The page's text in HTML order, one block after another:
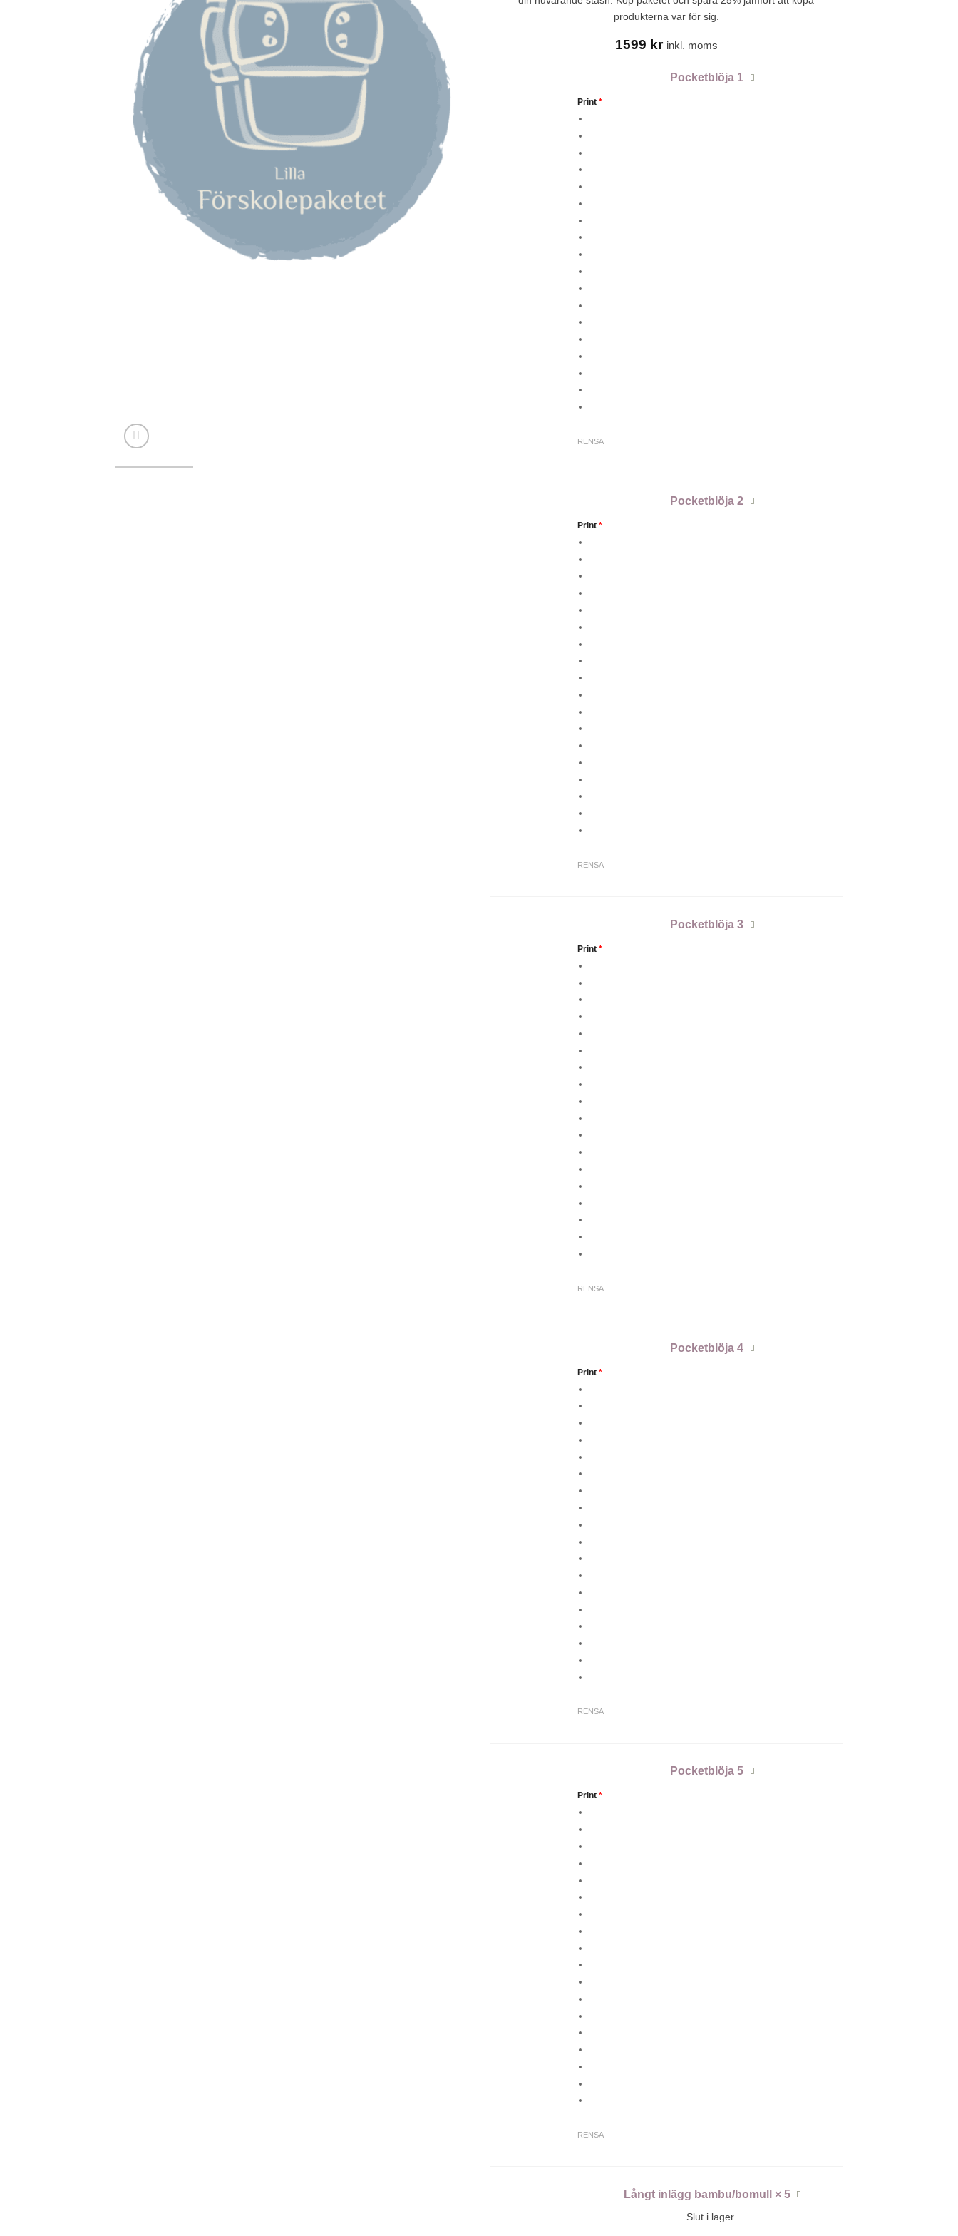
produkterna var för sig.
1599 kr inkl. moms
Pocketblöja 1
Print *
RENSA
Pocketblöja 2
Print *
RENSA
Pocketblöja 3
Print *
RENSA
Pocketblöja 4
Print *
RENSA
Pocketblöja 5
Print *
RENSA
Långt inlägg bambu/bomull × 5
Slut i lager